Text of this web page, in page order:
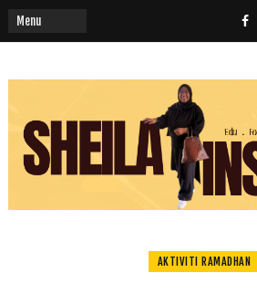
AKTIVITI RAMADHAN